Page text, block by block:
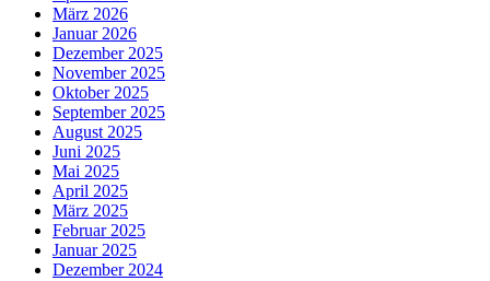
März 2026
Januar 2026
Dezember 2025
November 2025
Oktober 2025
September 2025
August 2025
Juni 2025
Mai 2025
April 2025
März 2025
Februar 2025
Januar 2025
Dezember 2024